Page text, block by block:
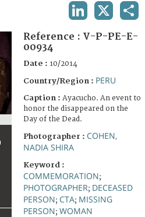
Reference : V-P-PE-E-
00934
Date : 10/2014
Country/Region : PERU
Caption : Ayacucho. An event to
honor the disappeared on the
Day of the Dead.
Photographer : COHEN,
NADIA SHIRA
Keyword :
COMMEMORATION;
PHOTOGRAPHER; DECEASED
PERSON; CTA; MISSING
PERSON; WOMAN